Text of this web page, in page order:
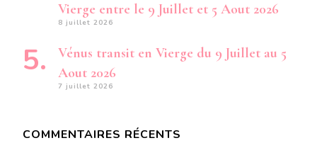
Vierge entre le 9 Juillet et 5 Aout 2026
8 juillet 2026
Vénus transit en Vierge du 9 Juillet au 5
Aout 2026
7 juillet 2026
COMMENTAIRES RÉCENTS